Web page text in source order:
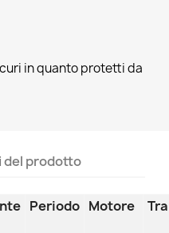
in quanto protetti da
del prodotto
Periodo Motore